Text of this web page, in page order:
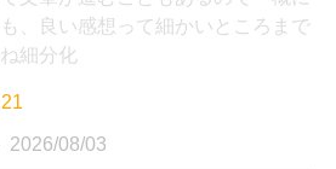
、良い感想って細かいところまで
細分化
2026/08/03